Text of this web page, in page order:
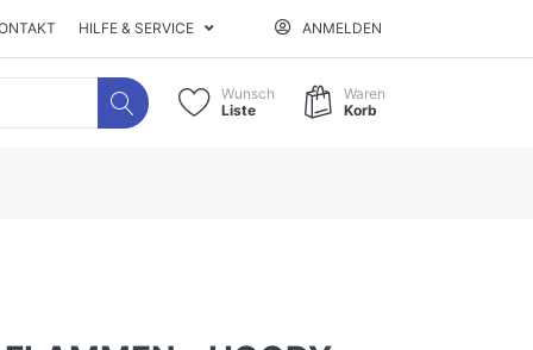
HILFE & SERVICE ANMELDEN
Wunsch
Liste
Waren
Korb